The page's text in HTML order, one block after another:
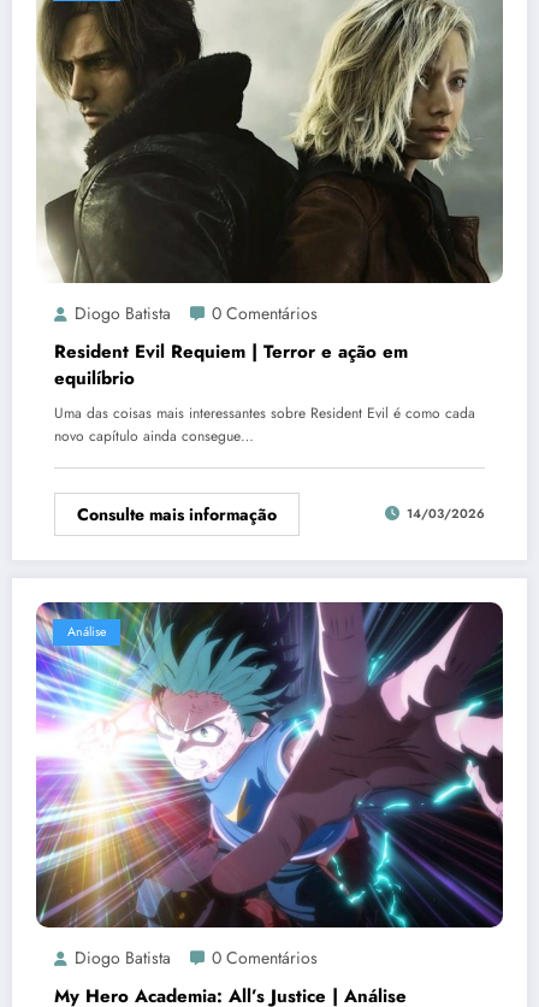
Diogo Batista 0 Comentários
Resident Evil Requiem | Terror e ação em
equilíbrio
Uma das coisas mais interessantes sobre Resident Evil é como cada
novo capítulo ainda consegue…
Consulte mais informação 14/03/2026
Análise
Diogo Batista 0 Comentários
My Hero Academia: All’s Justice | Análise